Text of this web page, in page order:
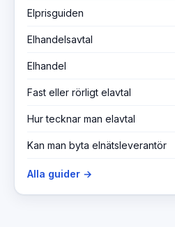
Elprisguiden
Elhandelsavtal
Elhandel
Fast eller rörligt elavtal
Hur tecknar man elavtal
Kan man byta elnätsleverantör
Alla guider →